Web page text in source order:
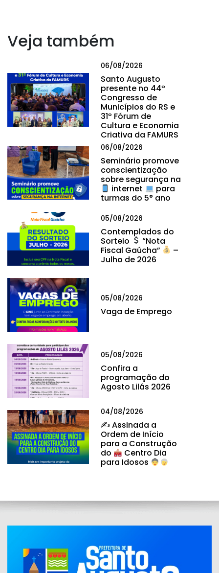
Veja também
06/08/2026
Santo Augusto
presente no 44º
Congresso de
Municípios do RS e
31º Fórum de
Cultura e Economia
Criativa da FAMURS
06/08/2026
Seminário promove
conscientização
sobre segurança na
internet
para
turmas do 5° ano
05/08/2026
Contemplados do
Sorteio
“Nota
Fiscal Gaúcha”
–
Julho de 2026
05/08/2026
Vaga de Emprego
05/08/2026
Confira a
programação do
Agosto Lilás 2026
04/08/2026
✍ Assinada a
Ordem de Início
para a Construção
do
Centro Dia
para Idosos